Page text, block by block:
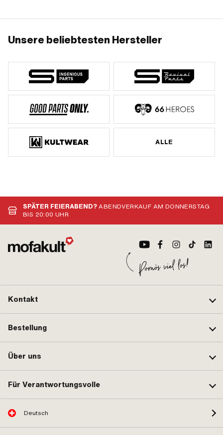
Unsere beliebtesten Hersteller
ALLE
SPÄTER FEIERABEND?ABENDVERKAUF AM DONNERSTAG
BIS 20:00 UHR
Kontakt
Bestellung
Über uns
Für Verantwortungsvolle
Deutsch